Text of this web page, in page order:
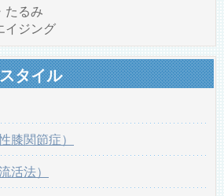
たるみ
イジング
タイル
膝関節症）
活法）